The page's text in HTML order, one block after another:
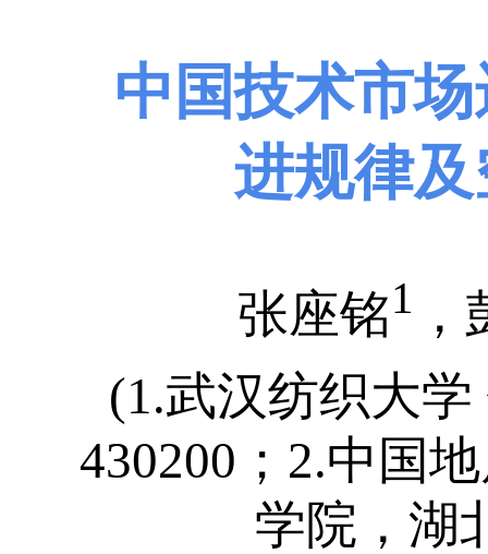
中国技术市
进规律及
张座铭1
(1.武汉纺织大
430200；2.中国
学院，湖